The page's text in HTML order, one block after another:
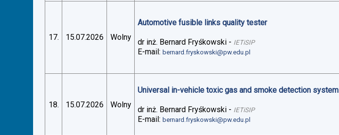
17. 15.07.2026 Wolny
Automotive fusible links quality tester
dr inż. Bernard Fryśkowski - IETiSIP
E-mail:bernard.fryskowski@pw.edu.pl
18. 15.07.2026 Wolny
Universal in-vehicle toxic gas and smoke detection system
dr inż. Bernard Fryśkowski - IETiSIP
E-mail:bernard.fryskowski@pw.edu.pl